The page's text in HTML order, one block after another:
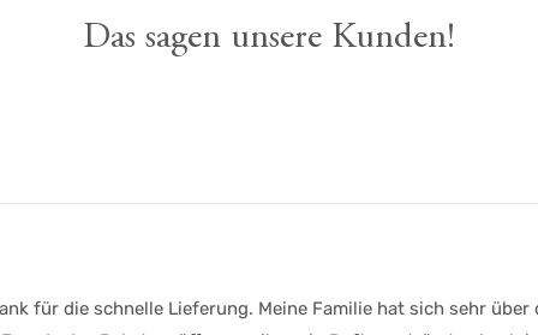
Das sagen unsere Kunden!
für die schnelle Lieferung. Meine Familie hat sich sehr